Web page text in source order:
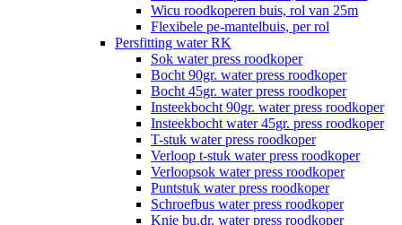
Wicu roodkoperen buis, rol van 25m
Flexibele pe-mantelbuis, per rol
Persfitting water RK
Sok water press roodkoper
Bocht 90gr. water press roodkoper
Bocht 45gr. water press roodkoper
Insteekbocht 90gr. water press roodkoper
Insteekbocht water 45gr. press roodkoper
T-stuk water press roodkoper
Verloop t-stuk water press roodkoper
Verloopsok water press roodkoper
Puntstuk water press roodkoper
Schroefbus water press roodkoper
Knie bu.dr. water press roodkoper